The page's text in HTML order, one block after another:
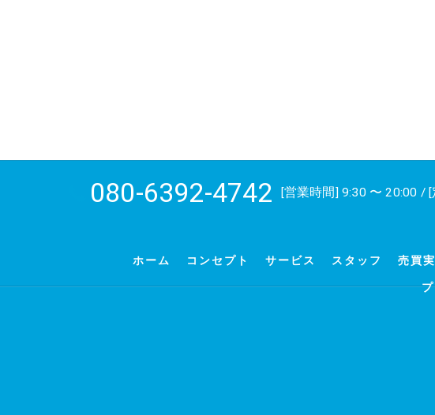
080-6392-4742 [営業時間] 9:30 〜 20:00 /
ホーム コンセプト サービス スタッフ 売買